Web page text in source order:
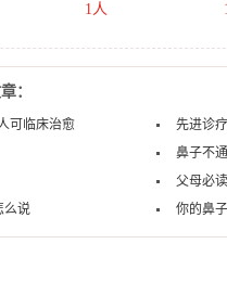
1人
：
可临床治愈
先进诊
鼻子不
父母必
么说
你的鼻